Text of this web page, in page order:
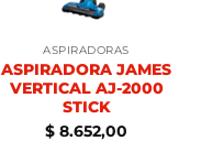
ASPIRADORAS
ASPIRADORA JAMES
VERTICAL AJ-2000
STICK
$ 8.652,00